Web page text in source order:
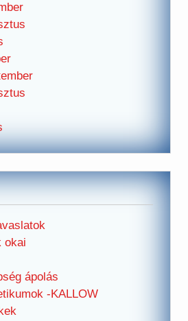
okai
ápolás
-KALLOW